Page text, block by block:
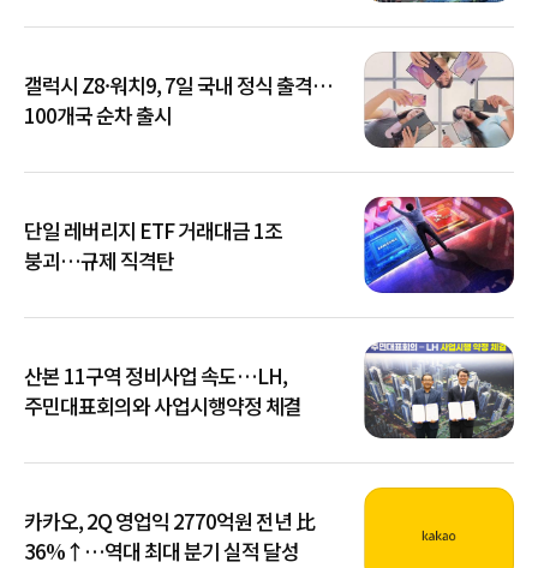
갤럭시 Z8·워치9, 7일 국내 정식 출격…
100개국 순차 출시
단일 레버리지 ETF 거래대금 1조
붕괴…규제 직격탄
산본 11구역 정비사업 속도…LH,
주민대표회의와 사업시행약정 체결
카카오, 2Q 영업익 2770억원 전년 比
36%↑…역대 최대 분기 실적 달성